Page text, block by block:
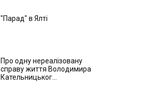
"Парад" в Ялті
Про одну нереалізовану
справу життя Володимира
Кательницьког...